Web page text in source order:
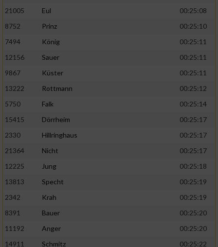
21005
Eul
00:25:08
8752
Prinz
00:25:10
7494
König
00:25:11
12156
Sauer
00:25:11
9867
Küster
00:25:11
13222
Rottmann
00:25:12
5750
Falk
00:25:14
15415
Dörrheim
00:25:17
2330
Hillringhaus
00:25:17
21364
Nicht
00:25:17
12225
Jung
00:25:18
13813
Specht
00:25:19
2342
Krah
00:25:19
8391
Bauer
00:25:20
11192
Anger
00:25:20
14911
Schmitz
00:25:22